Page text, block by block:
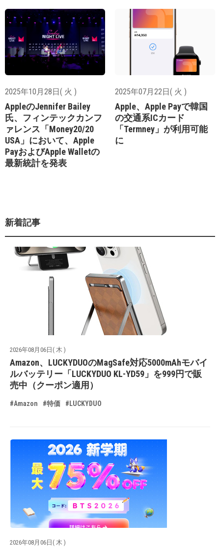
2025年10月28日( 火 )
AppleのJennifer Bailey
氏、フィンテックカンフ
ァレンス「Money20/20
USA」において、Apple
PayおよびApple Walletの
最新統計を発表
2025年07月22日( 火 )
Apple、Apple Payで韓国
の交通系ICカード
「Termney」が利用可能
に
新着記事
2026年08月06日( 木 )
Amazon、LUCKYDUOのMagSafe対応5000mAhモバイ
ルバッテリー「LUCKYDUO KL-YD59」を999円で販
売中（クーポン適用）
#Amazon #特価 #LUCKYDUO
2026年08月06日( 木 )